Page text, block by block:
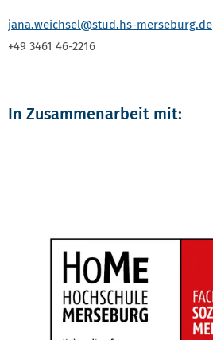
jana.weichsel@stud.hs-merseburg.de
+49 3461 46-2216
In Zusammenarbeit mit: